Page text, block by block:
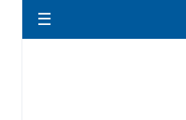
☰